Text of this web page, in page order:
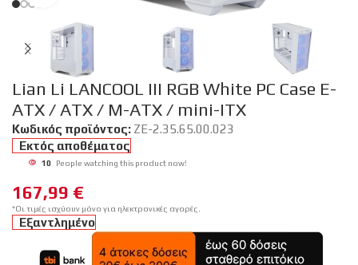
Lian Li LANCOOL III RGB White PC Case E-
ATX / ATX / M-ATX / mini-ITX
Κωδικός προϊόντος: ZE-2.35.65.00.023
Εκτός αποθέματος
10 People watching this product now!
167,99 €
*Οι τιμές ισχύουν μόνο για ηλεκτρονικές αγορές.
Εξαντλημένο